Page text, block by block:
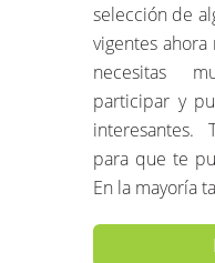
selección de
vigentes
necesitas
participar y
interesantes.
para que te
En la mayoría